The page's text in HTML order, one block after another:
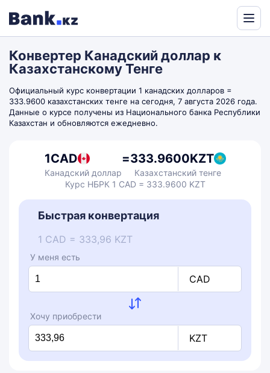
by
Translate
Конвертер Канадский доллар к
Казахстанскому Тенге
Официальный курс конвертации 1 канадских долларов =
333.9600 казахстанских тенге на сегодня, 7 августа 2026 года.
Данные о курсе получены из Национального банка Республики
Казахстан и обновляются ежедневно.
1CAD
Канадский доллар
=333.9600KZT
Казахстанский тенге
Курс НБРК 1 CAD = 333.9600 KZT
Быстрая конвертация
1 CAD = 333,96 KZT
У меня есть
CAD
Хочу приобрести
KZT